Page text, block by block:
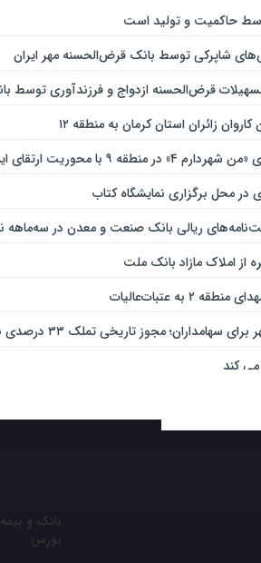
حاكمیت و تولید است
شاپرکی توسط بانک قرض‌الحسنه مهر ایران
زائران استان کرمان به منطقه ۱۲
ارتقای ایمنی و تسهیل تردد
در محل برگزاری نمایشگاه کتاب
به عتبات‌عالیات
مجوز تاریخی تملک ۳۳ درصدی بانک اقتصاد نوین اخذ شد
می کند
در ۱۵ استان
با حساب وکالتی بانک تجارت
بانک و بیمه
بورس